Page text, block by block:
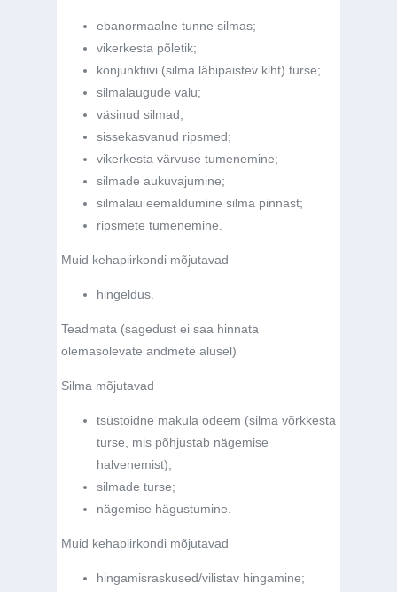
ebanormaalne tunne silmas;
vikerkesta põletik;
konjunktiivi (silma läbipaistev kiht) turse;
silmalaugude valu;
väsinud silmad;
sissekasvanud ripsmed;
vikerkesta värvuse tumenemine;
silmade aukuvajumine;
silmalau eemaldumine silma pinnast;
ripsmete tumenemine.
Muid kehapiirkondi mõjutavad
hingeldus.
Teadmata (sagedust ei saa hinnata
olemasolevate andmete alusel)
Silma mõjutavad
tsüstoidne makula ödeem (silma võrkkesta
turse, mis põhjustab nägemise
halvenemist);
silmade turse;
nägemise hägustumine.
Muid kehapiirkondi mõjutavad
hingamisraskused/vilistav hingamine;